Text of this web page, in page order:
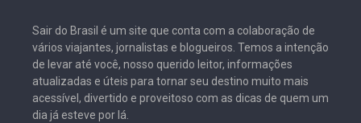
Sair do Brasil é um site que conta com a colaboração de
vários viajantes, jornalistas e blogueiros. Temos a intenção
de levar até você, nosso querido leitor, informações
atualizadas e úteis para tornar seu destino muito mais
acessível, divertido e proveitoso com as dicas de quem um
dia já esteve por lá.